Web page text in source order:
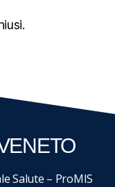
Salute – ProMIS